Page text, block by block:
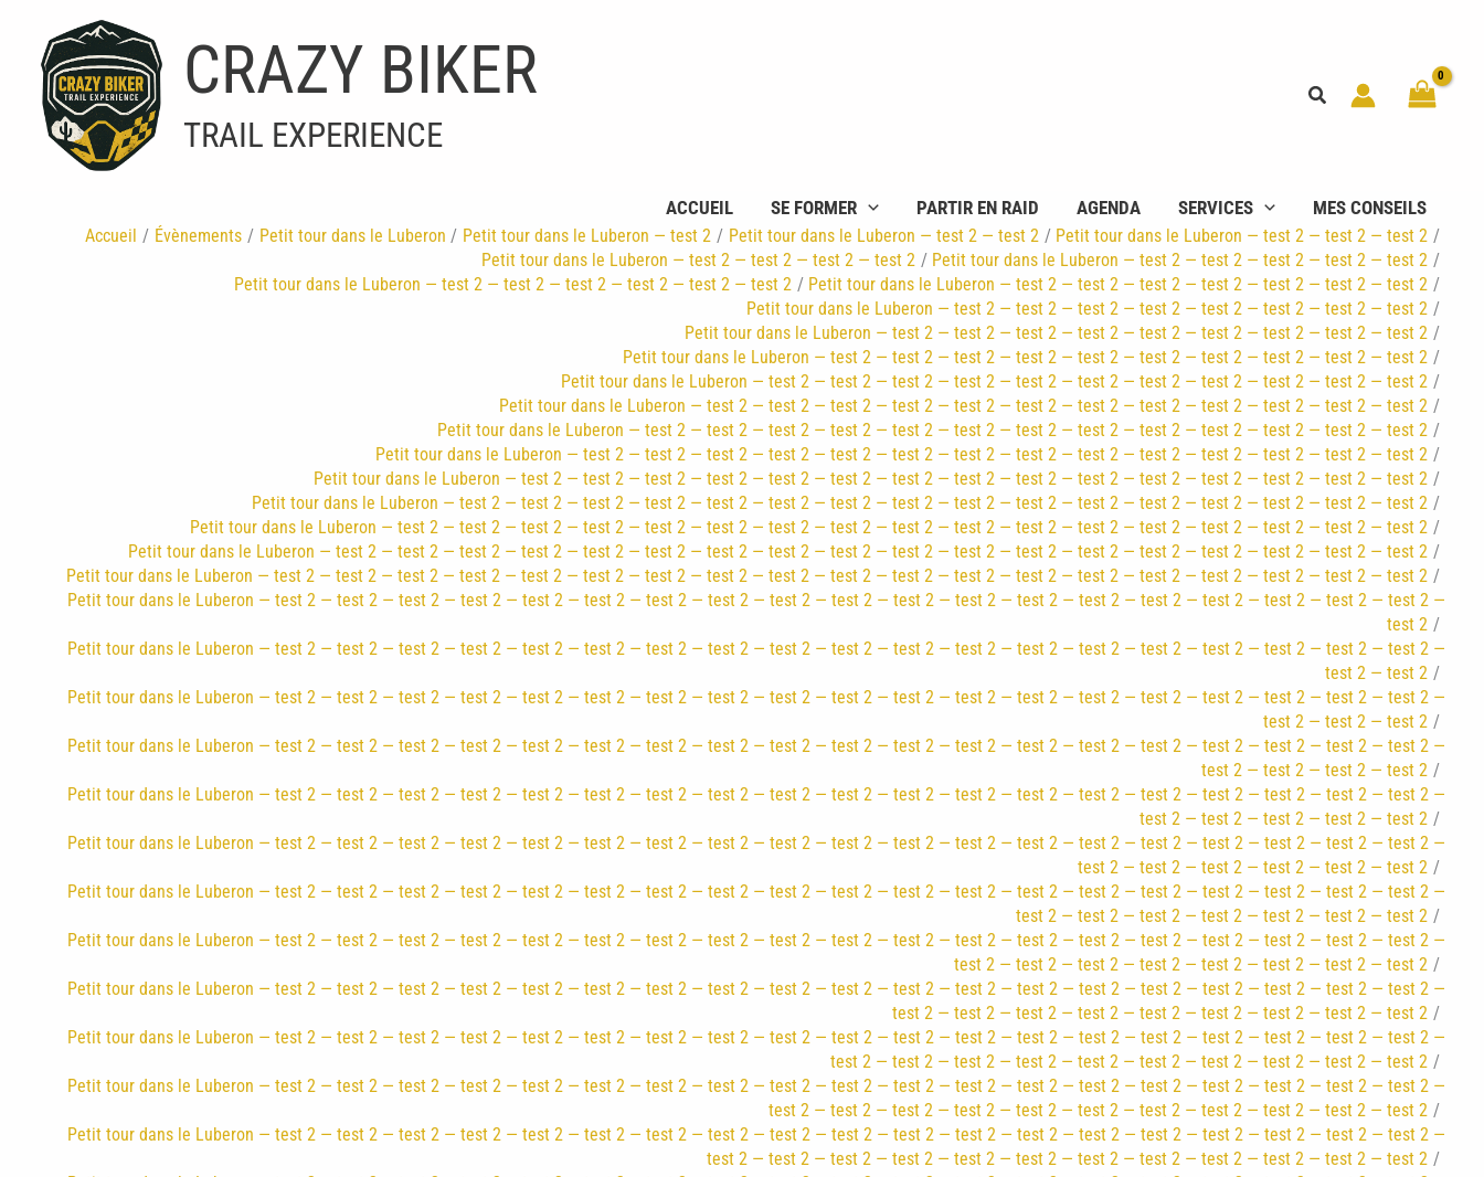
contenu
CRAZY BIKER
TRAIL EXPERIENCE
Rechercher
ACCUEIL SE FORMER PARTIR EN RAID AGENDA SERVICES MES CONSEILS
Accueil Évènements Petit tour dans le Luberon Petit tour dans le Luberon — test 2 Petit tour dans le Luberon — test 2 — test 2
Petit tour dans le Luberon — test 2 — test 2 — test 2
Petit tour dans le Luberon — test 2 — test 2 — test 2 — test 2
Petit tour dans le Luberon — test 2 — test 2 — test 2 — test 2 — test 2
Petit tour dans le Luberon — test 2 — test 2 — test 2 — test 2 — test 2 — test 2
Petit tour dans le Luberon — test 2 — test 2 — test 2 — test 2 — test 2 — test 2 — test 2
Petit tour dans le Luberon — test 2 — test 2 — test 2 — test 2 — test 2 — test 2 — test 2 — test 2
Petit tour dans le Luberon — test 2 — test 2 — test 2 — test 2 — test 2 — test 2 — test 2 — test 2 — test 2
Petit tour dans le Luberon — test 2 — test 2 — test 2 — test 2 — test 2 — test 2 — test 2 — test 2 — test 2 — test 2
Petit tour dans le Luberon — test 2 — test 2 — test 2 — test 2 — test 2 — test 2 — test 2 — test 2 — test 2 — test 2 — test 2
Petit tour dans le Luberon — test 2 — test 2 — test 2 — test 2 — test 2 — test 2 — test 2 — test 2 — test 2 — test 2 — test 2 — test 2
Petit tour dans le Luberon — test 2 — test 2 — test 2 — test 2 — test 2 — test 2 — test 2 — test 2 — test 2 — test 2 — test 2 — test 2 — test 2
Petit tour dans le Luberon — test 2 — test 2 — test 2 — test 2 — test 2 — test 2 — test 2 — test 2 — test 2 — test 2 — test 2 — test 2 — test 2 — test 2
Petit tour dans le Luberon — test 2 — test 2 — test 2 — test 2 — test 2 — test 2 — test 2 — test 2 — test 2 — test 2 — test 2 — test 2 — test 2 — test 2 — test 2
Petit tour dans le Luberon — test 2 — test 2 — test 2 — test 2 — test 2 — test 2 — test 2 — test 2 — test 2 — test 2 — test 2 — test 2 — test 2 — test 2 — test 2 — test 2
Petit tour dans le Luberon — test 2 — test 2 — test 2 — test 2 — test 2 — test 2 — test 2 — test 2 — test 2 — test 2 — test 2 — test 2 — test 2 — test 2 — test 2 — test 2 — test 2
Petit tour dans le Luberon — test 2 — test 2 — test 2 — test 2 — test 2 — test 2 — test 2 — test 2 — test 2 — test 2 — test 2 — test 2 — test 2 — test 2 — test 2 — test 2 — test 2 — test 2
Petit tour dans le Luberon — test 2 — test 2 — test 2 — test 2 — test 2 — test 2 — test 2 — test 2 — test 2 — test 2 — test 2 — test 2 — test 2 — test 2 — test 2 — test 2 — test 2 — test 2 — test 2
Petit tour dans le Luberon — test 2 — test 2 — test 2 — test 2 — test 2 — test 2 — test 2 — test 2 — test 2 — test 2 — test 2 — test 2 — test 2 — test 2 — test 2 — test 2 — test 2 — test 2 — test 2 —
test 2
Petit tour dans le Luberon — test 2 — test 2 — test 2 — test 2 — test 2 — test 2 — test 2 — test 2 — test 2 — test 2 — test 2 — test 2 — test 2 — test 2 — test 2 — test 2 — test 2 — test 2 — test 2 —
test 2 — test 2
Petit tour dans le Luberon — test 2 — test 2 — test 2 — test 2 — test 2 — test 2 — test 2 — test 2 — test 2 — test 2 — test 2 — test 2 — test 2 — test 2 — test 2 — test 2 — test 2 — test 2 — test 2 —
test 2 — test 2 — test 2
Petit tour dans le Luberon — test 2 — test 2 — test 2 — test 2 — test 2 — test 2 — test 2 — test 2 — test 2 — test 2 — test 2 — test 2 — test 2 — test 2 — test 2 — test 2 — test 2 — test 2 — test 2 —
test 2 — test 2 — test 2 — test 2
Petit tour dans le Luberon — test 2 — test 2 — test 2 — test 2 — test 2 — test 2 — test 2 — test 2 — test 2 — test 2 — test 2 — test 2 — test 2 — test 2 — test 2 — test 2 — test 2 — test 2 — test 2 —
test 2 — test 2 — test 2 — test 2 — test 2
Petit tour dans le Luberon — test 2 — test 2 — test 2 — test 2 — test 2 — test 2 — test 2 — test 2 — test 2 — test 2 — test 2 — test 2 — test 2 — test 2 — test 2 — test 2 — test 2 — test 2 — test 2 —
test 2 — test 2 — test 2 — test 2 — test 2 — test 2
Petit tour dans le Luberon — test 2 — test 2 — test 2 — test 2 — test 2 — test 2 — test 2 — test 2 — test 2 — test 2 — test 2 — test 2 — test 2 — test 2 — test 2 — test 2 — test 2 — test 2 — test 2 —
test 2 — test 2 — test 2 — test 2 — test 2 — test 2 — test 2
Petit tour dans le Luberon — test 2 — test 2 — test 2 — test 2 — test 2 — test 2 — test 2 — test 2 — test 2 — test 2 — test 2 — test 2 — test 2 — test 2 — test 2 — test 2 — test 2 — test 2 — test 2 —
test 2 — test 2 — test 2 — test 2 — test 2 — test 2 — test 2 — test 2
Petit tour dans le Luberon — test 2 — test 2 — test 2 — test 2 — test 2 — test 2 — test 2 — test 2 — test 2 — test 2 — test 2 — test 2 — test 2 — test 2 — test 2 — test 2 — test 2 — test 2 — test 2 —
test 2 — test 2 — test 2 — test 2 — test 2 — test 2 — test 2 — test 2 — test 2
Petit tour dans le Luberon — test 2 — test 2 — test 2 — test 2 — test 2 — test 2 — test 2 — test 2 — test 2 — test 2 — test 2 — test 2 — test 2 — test 2 — test 2 — test 2 — test 2 — test 2 — test 2 —
test 2 — test 2 — test 2 — test 2 — test 2 — test 2 — test 2 — test 2 — test 2 — test 2
Petit tour dans le Luberon — test 2 — test 2 — test 2 — test 2 — test 2 — test 2 — test 2 — test 2 — test 2 — test 2 — test 2 — test 2 — test 2 — test 2 — test 2 — test 2 — test 2 — test 2 — test 2 —
test 2 — test 2 — test 2 — test 2 — test 2 — test 2 — test 2 — test 2 — test 2 — test 2 — test 2
Petit tour dans le Luberon — test 2 — test 2 — test 2 — test 2 — test 2 — test 2 — test 2 — test 2 — test 2 — test 2 — test 2 — test 2 — test 2 — test 2 — test 2 — test 2 — test 2 — test 2 — test 2 —
test 2 — test 2 — test 2 — test 2 — test 2 — test 2 — test 2 — test 2 — test 2 — test 2 — test 2 — test 2